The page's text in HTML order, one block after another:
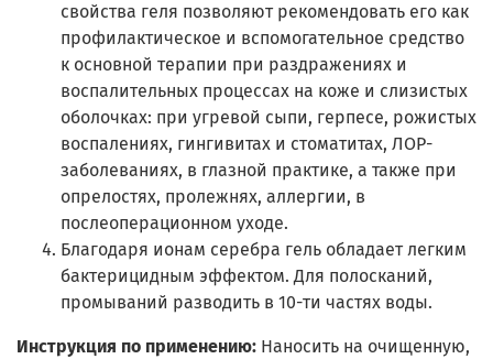
свойства геля позволяют рекомендовать его как
профилактическое и вспомогательное средство
к основной терапии при раздражениях и
воспалительных процессах на коже и слизистых
оболочках: при угревой сыпи, герпесе, рожистых
воспалениях, гингивитах и стоматитах, ЛОР-
заболеваниях, в глазной практике, а также при
опрелостях, пролежнях, аллергии, в
послеоперационном уходе.
Благодаря ионам серебра гель обладает легким
бактерицидным эффектом. Для полосканий,
промываний разводить в 10-ти частях воды.
Инструкция по применению: Наносить на очищенную,